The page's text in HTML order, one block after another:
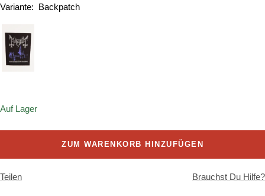
Variante: Backpatch
Onesize
Auf Lager
ZUM WARENKORB HINZUFÜGEN
Teilen Brauchst Du Hilfe?